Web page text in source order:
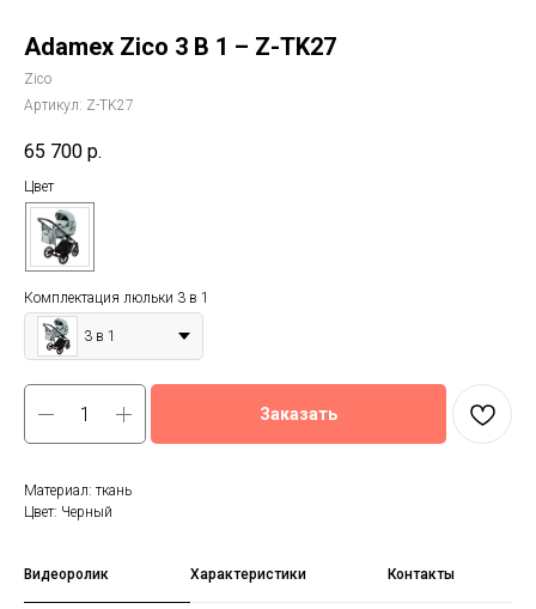
Adamex Zico 3 В 1 – Z-TK27
Zico
Артикул: Z-TK27
65 700 р.
Цвет
Комплектация люльки 3 в 1
3 в 1
Заказать
Материал: ткань
Цвет: Черный
Видеоролик Характеристики Контакты